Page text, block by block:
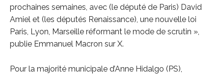
prochaines semaines, avec (le député de Paris) David
Amiel et (les députés Renaissance), une nouvelle loi
Paris, Lyon, Marseille réformant le mode de scrutin »,
publie Emmanuel Macron sur X.
Pour la majorité municipale d’Anne Hidalgo (PS),